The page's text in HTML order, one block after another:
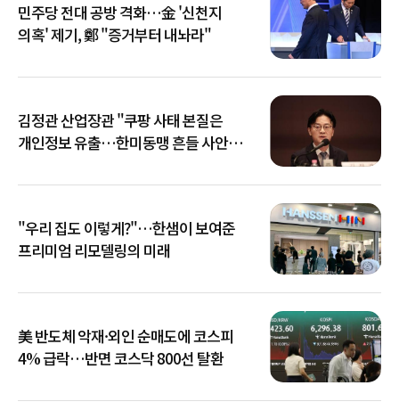
민주당 전대 공방 격화…金 '신천지
의혹' 제기, 鄭 "증거부터 내놔라"
김정관 산업장관 "쿠팡 사태 본질은
개인정보 유출…한미동맹 흔들 사안
"우리 집도 이렇게?"…한샘이 보여준
프리미엄 리모델링의 미래
美 반도체 악재·외인 순매도에 코스피
4% 급락…반면 코스닥 800선 탈환